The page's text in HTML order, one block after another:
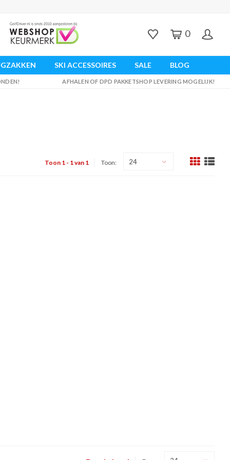
0
SKI ACCESSOIRES SALE BLOG
AFHALEN OF DPD PAKKETSHOP LEVERING MOGELIJK!
Toon 1 - 1 van 1 Toon: 24